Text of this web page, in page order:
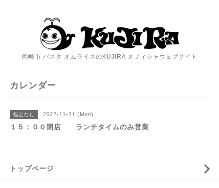
岡崎市 パスタ オムライスのKUJIRA オフィシャウェブサイト
カレンダー
指定なし 2022-11-21 (Mon)
１５：００閉店 ランチタイムのみ営業
トップページ